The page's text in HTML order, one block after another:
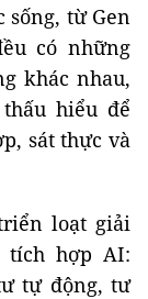
sống, từ Gen
có những
khác nhau,
hiểu để
sát thực và
loạt giải
tích hợp AI:
tự động, tư